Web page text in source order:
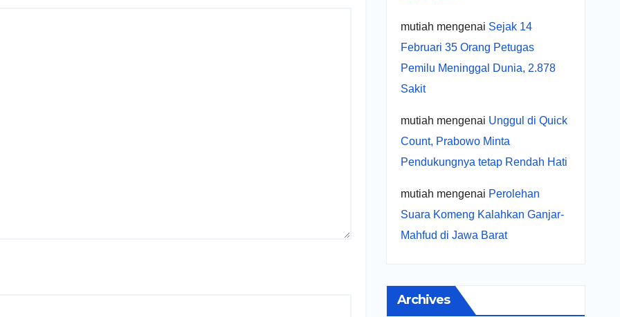
mutiah mengenai Sejak 14
Februari 35 Orang Petugas
Pemilu Meninggal Dunia, 2.878
Sakit
mutiah mengenai Unggul di Quick
Count, Prabowo Minta
Pendukungnya tetap Rendah Hati
mutiah mengenai Perolehan
Suara Komeng Kalahkan Ganjar-
Mahfud di Jawa Barat
Archives